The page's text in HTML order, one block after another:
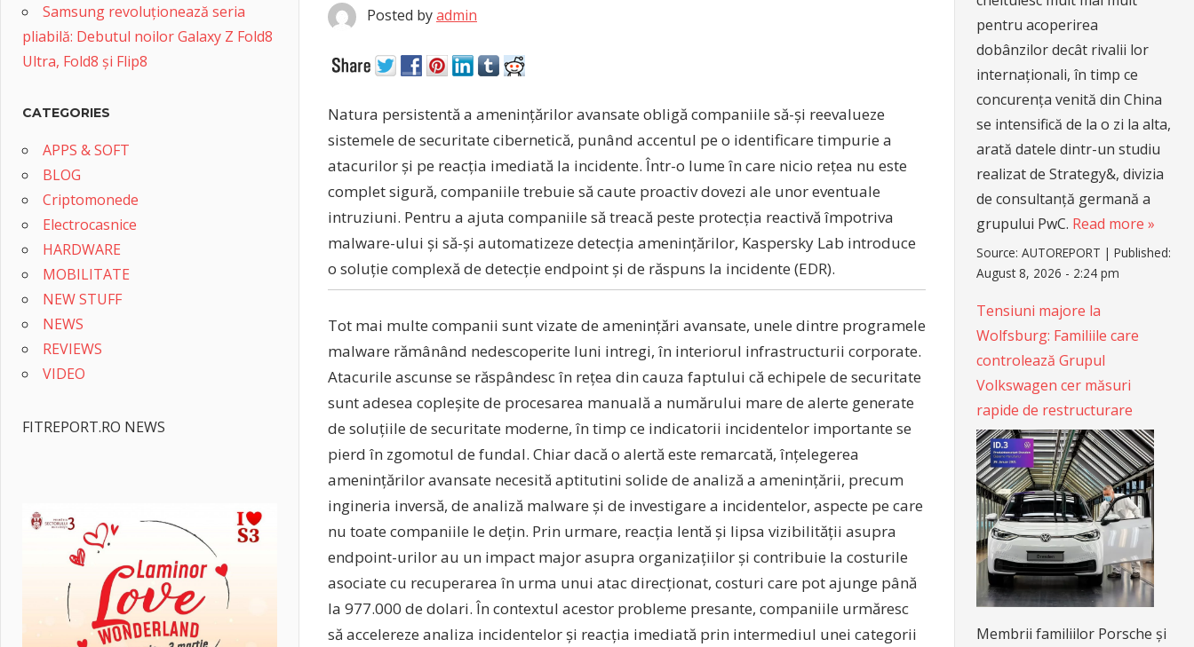
Posted byadmin
Natura persistentă a amenințărilor avansate obligă companiile să-și reevalueze
sistemele de securitate cibernetică, punând accentul pe o identificare timpurie a
atacurilor și pe reacția imediată la incidente. Într-o lume în care nicio rețea nu este
complet sigură, companiile trebuie să caute proactiv dovezi ale unor eventuale
intruziuni. Pentru a ajuta companiile să treacă peste protecția reactivă împotriva
malware-ului și să-și automatizeze detecția amenințărilor, Kaspersky Lab introduce
o soluție complexă de detecție endpoint și de răspuns la incidente (EDR).
Tot mai multe companii sunt vizate de amenințări avansate, unele dintre programele
malware rămânând nedescoperite luni intregi, în interiorul infrastructurii corporate.
Atacurile ascunse se răspândesc în rețea din cauza faptului că echipele de securitate
sunt adesea copleșite de procesarea manuală a numărului mare de alerte generate
de soluțiile de securitate moderne, în timp ce indicatorii incidentelor importante se
pierd în zgomotul de fundal. Chiar dacă o alertă este remarcată, înțelegerea
amenințărilor avansate necesită aptitutini solide de analiză a amenințării, precum
ingineria inversă, de analiză malware și de investigare a incidentelor, aspecte pe care
nu toate companiile le dețin. Prin urmare, reacția lentă și lipsa vizibilității asupra
endpoint-urilor au un impact major asupra organizațiilor și contribuie la costurile
asociate cu recuperarea în urma unui atac direcționat, costuri care pot ajunge până
la 977.000 de dolari. În contextul acestor probleme presante, companiile urmăresc
să accelereze analiza incidentelor și reacția imediată prin intermediul unei categorii
Samsung revoluționează seria
pliabilă: Debutul noilor Galaxy Z Fold8
Ultra, Fold8 și Flip8
CATEGORIES
APPS & SOFT
BLOG
Criptomonede
Electrocasnice
HARDWARE
MOBILITATE
NEW STUFF
NEWS
REVIEWS
VIDEO
FITREPORT.RO NEWS
pentru acoperirea
dobânzilor decât rivalii lor
internaționali, în timp ce
concurența venită din China
se intensifică de la o zi la alta,
arată datele dintr-un studiu
realizat de Strategy&, divizia
de consultanță germană a
grupului PwC. Read more »
Source:AUTOREPORT |Published:
August 8, 2026 - 2:24 pm
Tensiuni majore la
Wolfsburg: Familiile care
controlează Grupul
Volkswagen cer măsuri
rapide de restructurare
Membrii familiilor Porsche și